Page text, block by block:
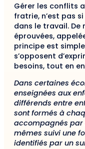
Gérer les conflits
fratrie, n’est pas
dans le travail. De
éprouvées,
principe est
s’opposent
besoins, tout en
Dans certaines
enseignées aux
différends entre
sont formés à
accompagnés par
mêmes suivi une
identifiés par un